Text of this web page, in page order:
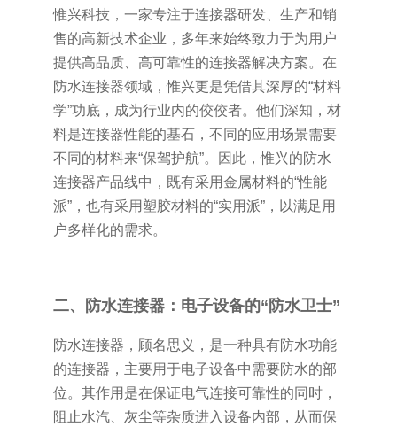
惟兴科技，一家专注于连接器研发、生产和销
售的高新技术企业，多年来始终致力于为用户
提供高品质、高可靠性的连接器解决方案。在
防水连接器领域，惟兴更是凭借其深厚的“材料
学”功底，成为行业内的佼佼者。他们深知，材
料是连接器性能的基石，不同的应用场景需要
不同的材料来“保驾护航”。因此，惟兴的防水
连接器产品线中，既有采用金属材料的“性能
派”，也有采用塑胶材料的“实用派”，以满足用
户多样化的需求。
二、防水连接器：电子设备的“防水卫士”
防水连接器，顾名思义，是一种具有防水功能
的连接器，主要用于电子设备中需要防水的部
位。其作用是在保证电气连接可靠性的同时，
阻止水汽、灰尘等杂质进入设备内部，从而保